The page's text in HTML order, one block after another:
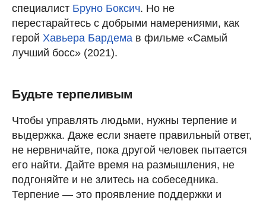
специалист Бруно Боксич. Но не
перестарайтесь с добрыми намерениями, как
герой Хавьера Бардема в фильме «Самый
лучший босс» (2021).
Будьте терпеливым
Чтобы управлять людьми, нужны терпение и
выдержка. Даже если знаете правильный ответ,
не нервничайте, пока другой человек пытается
его найти. Дайте время на размышления, не
подгоняйте и не злитесь на собеседника.
Терпение — это проявление поддержки и